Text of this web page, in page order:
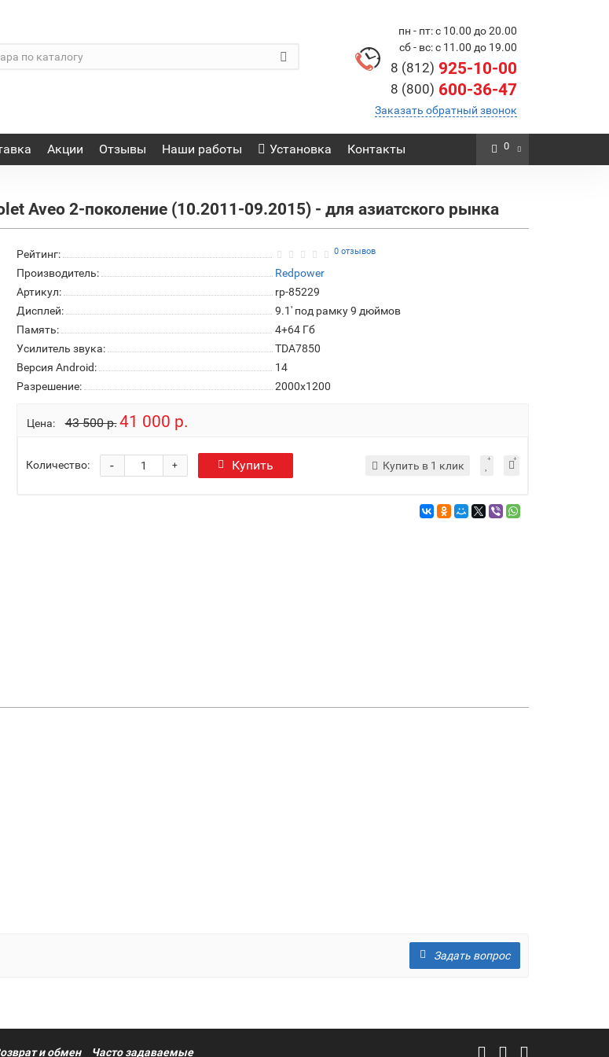
пн - пт: с 10.00 до 20.00
сб - вс: с 11.00 до 19.00
8 (812) 925-10-00
8 (800) 600-36-47
Заказать обратный звонок
Акции Отзывы Наши работы Установка Контакты 0
Aveo 2-поколение (10.2011-09.2015) - для азиатского рынка
Рейтинг: 0 отзывов
Производитель:
Redpower
Артикул:
rp-85229
Дисплей:
9.1' под рамку 9 дюймов
Память:
4+64 Гб
Усилитель звука:
TDA7850
Версия Android:
14
Разрешение:
2000x1200
Цена: 43 500 р.41 000 р.
Количество: +
- Купить Купить в 1 клик
Задать вопрос
и обмен Часто задаваемые